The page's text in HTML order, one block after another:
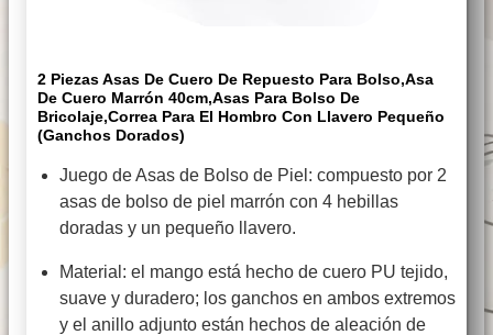
2 Piezas Asas De Cuero De Repuesto Para Bolso,Asa
De Cuero Marrón 40cm,Asas Para Bolso De
Bricolaje,Correa Para El Hombro Con Llavero Pequeño
(Ganchos Dorados)
Juego de Asas de Bolso de Piel: compuesto por 2
asas de bolso de piel marrón con 4 hebillas
doradas y un pequeño llavero.
Material: el mango está hecho de cuero PU tejido,
suave y duradero; los ganchos en ambos extremos
y el anillo adjunto están hechos de aleación de